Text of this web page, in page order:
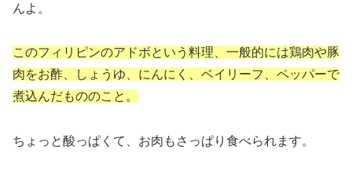
んよ。
このフィリピンのアドボという料理、一般的には鶏肉や豚
肉をお酢、しょうゆ、にんにく、ベイリーフ、ペッパーで
煮込んだもののこと。
ちょっと酸っぱくて、お肉もさっぱり食べられます。